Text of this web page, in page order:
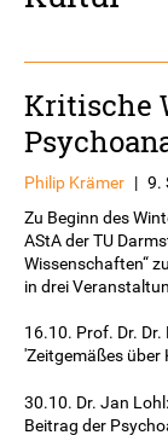
top
Kritische
Philip Krämer | 9.
Zu Beginn des
AStA der TU
Wissenschaften“
in drei
16.10. Prof. Dr.
'Zeitgemäßes über
30.10. Dr. Jan
Beitrag der